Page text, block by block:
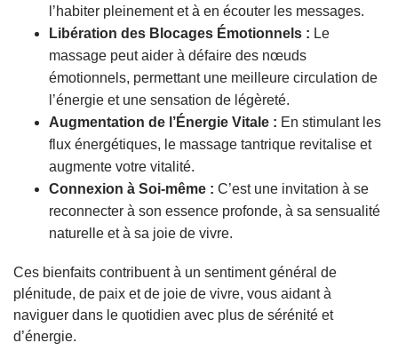
l’habiter pleinement et à en écouter les messages.
Libération des Blocages Émotionnels : Le
massage peut aider à défaire des nœuds
émotionnels, permettant une meilleure circulation de
l’énergie et une sensation de légèreté.
Augmentation de l’Énergie Vitale : En stimulant les
flux énergétiques, le massage tantrique revitalise et
augmente votre vitalité.
Connexion à Soi-même : C’est une invitation à se
reconnecter à son essence profonde, à sa sensualité
naturelle et à sa joie de vivre.
Ces bienfaits contribuent à un sentiment général de
plénitude, de paix et de joie de vivre, vous aidant à
naviguer dans le quotidien avec plus de sérénité et
d’énergie.